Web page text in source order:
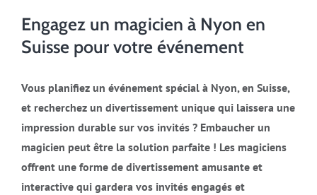
Engagez un magicien à Nyon en
Suisse pour votre événement
Vous planifiez un événement spécial à Nyon, en Suisse,
et recherchez un divertissement unique qui laissera une
impression durable sur vos invités ? Embaucher un
magicien peut être la solution parfaite ! Les magiciens
offrent une forme de divertissement amusante et
interactive qui gardera vos invités engagés et